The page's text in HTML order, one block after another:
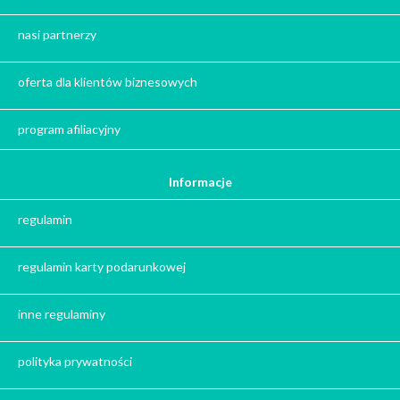
Zima
Herbata - podziękowanie dla gości
Ile gram ma łyżeczka do herbaty?
Prezent na święta
Prezent dla chłopaka na święta
nasi partnerzy
oferta dla klientów biznesowych
program afiliacyjny
Informacje
regulamin
regulamin karty podarunkowej
inne regulaminy
polityka prywatności